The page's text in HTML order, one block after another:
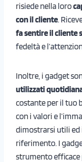
risiede nella loro
con il cliente.
fa sentire il cliente
fedeltà e
Inoltre, i gadget
utilizzati
costante per il tuo
con i valori e
dimostrarsi utili ed
riferimento. I
strumento efficace